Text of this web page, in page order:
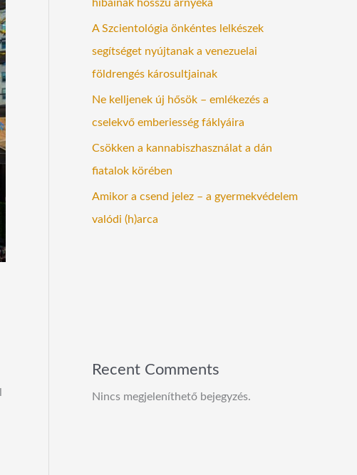
hibáinak hosszú árnyéka
A Szcientológia önkéntes lelkészek
segítséget nyújtanak a venezuelai
földrengés károsultjainak
Ne kelljenek új hősök – emlékezés a
cselekvő emberiesség fáklyáira
Csökken a kannabiszhasználat a dán
fiatalok körében
Amikor a csend jelez – a gyermekvédelem
valódi (h)arca
Recent Comments
Nincs megjeleníthető bejegyzés.